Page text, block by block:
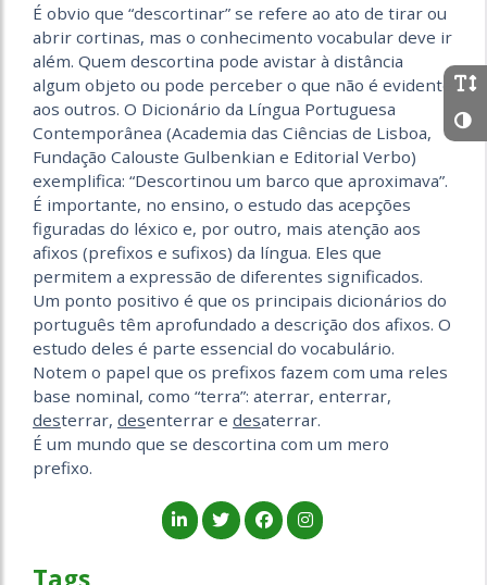
É obvio que “descortinar” se refere ao ato de tirar ou
abrir cortinas, mas o conhecimento vocabular deve ir
além. Quem descortina pode avistar à distância
algum objeto ou pode perceber o que não é evidente
aos outros. O Dicionário da Língua Portuguesa
Contemporânea (Academia das Ciências de Lisboa,
Fundação Calouste Gulbenkian e Editorial Verbo)
exemplifica: “Descortinou um barco que aproximava”.
É importante, no ensino, o estudo das acepções
figuradas do léxico e, por outro, mais atenção aos
afixos (prefixos e sufixos) da língua. Eles que
permitem a expressão de diferentes significados.
Um ponto positivo é que os principais dicionários do
português têm aprofundado a descrição dos afixos. O
estudo deles é parte essencial do vocabulário.
Notem o papel que os prefixos fazem com uma reles
base nominal, como “terra”: aterrar, enterrar,
desterrar, desenterrar e desaterrar.
É um mundo que se descortina com um mero
prefixo.